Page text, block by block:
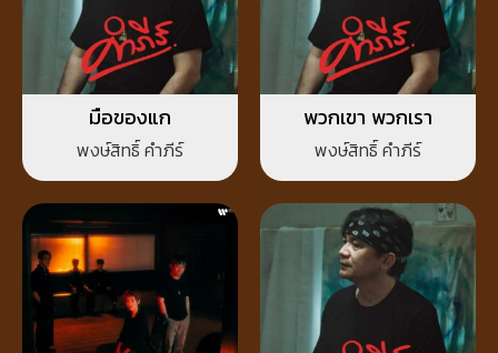
มือของแก
พงษ์สิทธิ์ คำภีร์
พวกเขา พวกเรา
พงษ์สิทธิ์ คำภีร์